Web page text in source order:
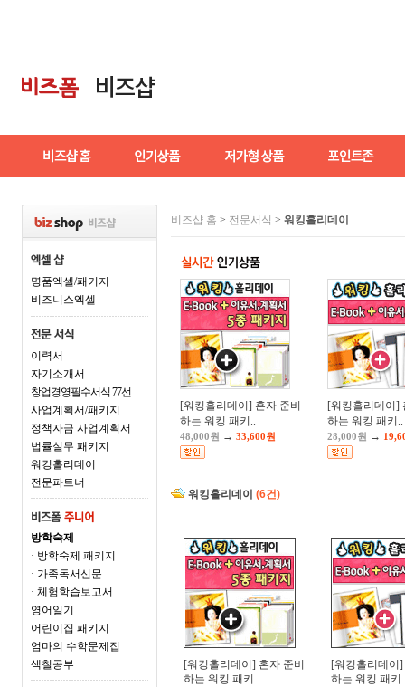
명품엑셀/패키지
비즈니스엑셀
이력서
자기소개서
창업경영필수서식 77선
사업계획서/패키지
정책자금 사업계획서
법률실무 패키지
워킹홀리데이
전문파트너
방학숙제
· 방학숙제 패키지
· 가족독서신문
· 체험학습보고서
영어일기
어린이집 패키지
엄마의 수학문제집
색칠공부
비즈샵 홈 > 전문서식 > 워킹홀리데이
[워킹홀리데이] 혼자 준비
하는 워킹 패키..
48,000원 → 33,600원
[워킹홀리데이]
하는 워킹 패키..
28,000원 →
워킹홀리데이 (6건)
[워킹홀리데이] 혼자 준비
하는 워킹 패키..
[워킹홀리데이
하는 워킹 패키